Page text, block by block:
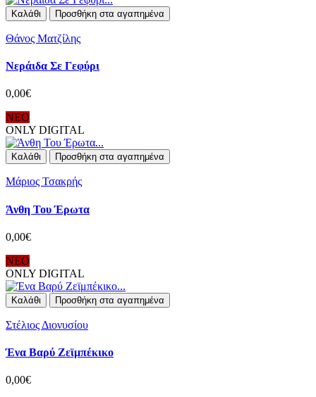
Καλάθι Προσθήκη στα αγαπημένα
Θάνος Ματζίλης
Νεράιδα Σε Γεφύρι
0,00€
ΝΕΟ
ONLY DIGITAL
Καλάθι Προσθήκη στα αγαπημένα
Μάριος Τσακρής
Άνθη Του Έρωτα
0,00€
ΝΕΟ
ONLY DIGITAL
Καλάθι Προσθήκη στα αγαπημένα
Στέλιος Διονυσίου
Ένα Βαρύ Ζεϊμπέκικο
0,00€